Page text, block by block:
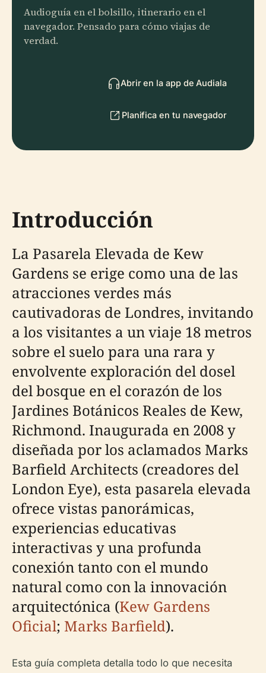
Audioguía en el bolsillo, itinerario en el
navegador. Pensado para cómo viajas de
verdad.
Abrir en la app de Audiala
Planifica en tu navegador
Introducción
La Pasarela Elevada de Kew
Gardens se erige como una de las
atracciones verdes más
cautivadoras de Londres, invitando
a los visitantes a un viaje 18 metros
sobre el suelo para una rara y
envolvente exploración del dosel
del bosque en el corazón de los
Jardines Botánicos Reales de Kew,
Richmond. Inaugurada en 2008 y
diseñada por los aclamados Marks
Barfield Architects (creadores del
London Eye), esta pasarela elevada
ofrece vistas panorámicas,
experiencias educativas
interactivas y una profunda
conexión tanto con el mundo
natural como con la innovación
arquitectónica (Kew Gardens
Oficial; Marks Barfield).
Esta guía completa detalla todo lo que necesita